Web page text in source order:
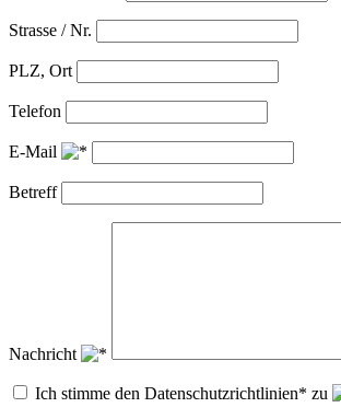
Strasse / Nr.
PLZ, Ort
Telefon
E-Mail
Betreff
Nachricht
Ich stimme den Datenschutzrichtlinien* zu